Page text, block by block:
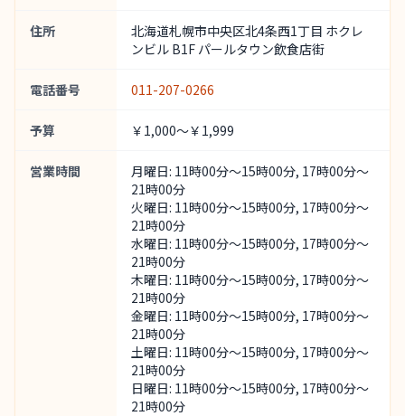
住所
北海道札幌市中央区北4条西1丁目 ホクレ
ンビル B1F パールタウン飲食店街
電話番号 011-207-0266
予算 ￥1,000～￥1,999
営業時間
月曜日: 11時00分～15時00分, 17時00分～
21時00分
火曜日: 11時00分～15時00分, 17時00分～
21時00分
水曜日: 11時00分～15時00分, 17時00分～
21時00分
木曜日: 11時00分～15時00分, 17時00分～
21時00分
金曜日: 11時00分～15時00分, 17時00分～
21時00分
土曜日: 11時00分～15時00分, 17時00分～
21時00分
日曜日: 11時00分～15時00分, 17時00分～
21時00分